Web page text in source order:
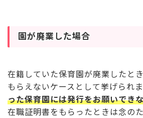
す。 これは勤務先が発行する書類のた
必要になる理由を見ていきましょう。
過去の実務経験年数を新しい園
園が廃業した場合
在籍していた保育園が廃業したと
もらえないケースとして挙げられま
った保育園には発行をお願いでき
在職証明書をもらったときは念の